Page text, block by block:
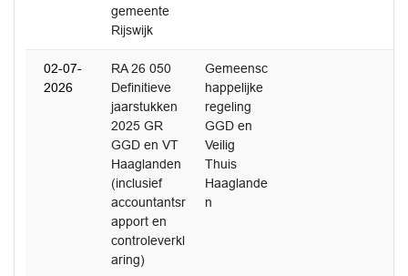
gemeente
Rijswijk
02-07-
2026
RA 26 050
Definitieve
jaarstukken
2025 GR
GGD en VT
Haaglanden
(inclusief
accountantsr
apport en
controleverkl
aring)
Gemeensc
happelijke
regeling
GGD en
Veilig
Thuis
Haaglande
n